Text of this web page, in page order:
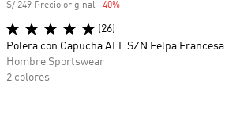
S/ 249 Precio original -40%
(26)
Polera con Capucha ALL SZN Felpa Francesa
Hombre Sportswear
2 colores